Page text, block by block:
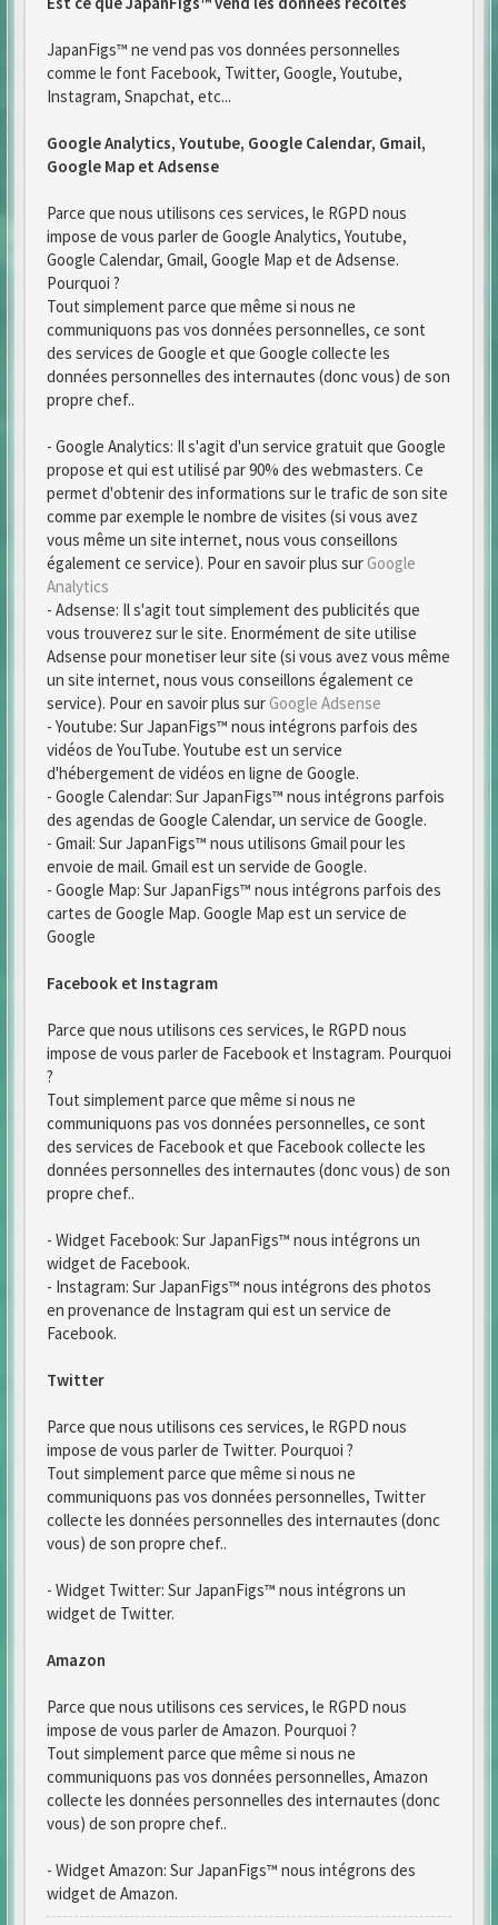
JapanFigs™ ne vend pas vos données personnelles
comme le font Facebook, Twitter, Google, Youtube,
Instagram, Snapchat, etc...
Google Analytics, Youtube, Google Calendar, Gmail,
Google Map et Adsense
Parce que nous utilisons ces services, le RGPD nous
impose de vous parler de Google Analytics, Youtube,
Google Calendar, Gmail, Google Map et de Adsense.
Pourquoi ?
Tout simplement parce que même si nous ne
communiquons pas vos données personnelles, ce sont
des services de Google et que Google collecte les
données personnelles des internautes (donc vous) de son
propre chef..
- Google Analytics: Il s'agit d'un service gratuit que Google
propose et qui est utilisé par 90% des webmasters. Ce
permet d'obtenir des informations sur le trafic de son site
comme par exemple le nombre de visites (si vous avez
vous même un site internet, nous vous conseillons
également ce service). Pour en savoir plus sur Google
Analytics
- Adsense: Il s'agit tout simplement des publicités que
vous trouverez sur le site. Enormément de site utilise
Adsense pour monetiser leur site (si vous avez vous même
un site internet, nous vous conseillons également ce
service). Pour en savoir plus sur Google Adsense
- Youtube: Sur JapanFigs™ nous intégrons parfois des
vidéos de YouTube. Youtube est un service
d'hébergement de vidéos en ligne de Google.
- Google Calendar: Sur JapanFigs™ nous intégrons parfois
des agendas de Google Calendar, un service de Google.
- Gmail: Sur JapanFigs™ nous utilisons Gmail pour les
envoie de mail. Gmail est un servide de Google.
- Google Map: Sur JapanFigs™ nous intégrons parfois des
cartes de Google Map. Google Map est un service de
Google
Facebook et Instagram
Parce que nous utilisons ces services, le RGPD nous
impose de vous parler de Facebook et Instagram. Pourquoi
?
Tout simplement parce que même si nous ne
communiquons pas vos données personnelles, ce sont
des services de Facebook et que Facebook collecte les
données personnelles des internautes (donc vous) de son
propre chef..
- Widget Facebook: Sur JapanFigs™ nous intégrons un
widget de Facebook.
- Instagram: Sur JapanFigs™ nous intégrons des photos
en provenance de Instagram qui est un service de
Facebook.
Twitter
Parce que nous utilisons ces services, le RGPD nous
impose de vous parler de Twitter. Pourquoi ?
Tout simplement parce que même si nous ne
communiquons pas vos données personnelles, Twitter
collecte les données personnelles des internautes (donc
vous) de son propre chef..
- Widget Twitter: Sur JapanFigs™ nous intégrons un
widget de Twitter.
Amazon
Parce que nous utilisons ces services, le RGPD nous
impose de vous parler de Amazon. Pourquoi ?
Tout simplement parce que même si nous ne
communiquons pas vos données personnelles, Amazon
collecte les données personnelles des internautes (donc
vous) de son propre chef..
- Widget Amazon: Sur JapanFigs™ nous intégrons des
widget de Amazon.